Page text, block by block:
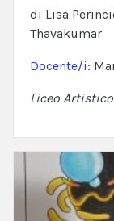
di Lisa
Thavakumar
Docente/i:
Liceo